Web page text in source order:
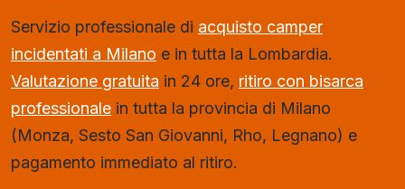
Servizio professionale di acquisto camper
incidentati a Milano e in tutta la Lombardia.
Valutazione gratuita in 24 ore, ritiro con bisarca
professionale in tutta la provincia di Milano
(Monza, Sesto San Giovanni, Rho, Legnano) e
pagamento immediato al ritiro.